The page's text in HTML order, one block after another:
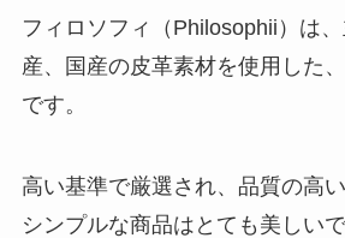
フィロソフィ（Philosophii）は
産、国産の皮革素材を使用した
です。
高い基準で厳選され、品質の高
シンプルな商品はとても美しいで